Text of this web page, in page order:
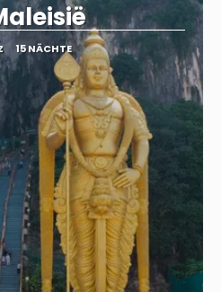
15 NÄCHTE